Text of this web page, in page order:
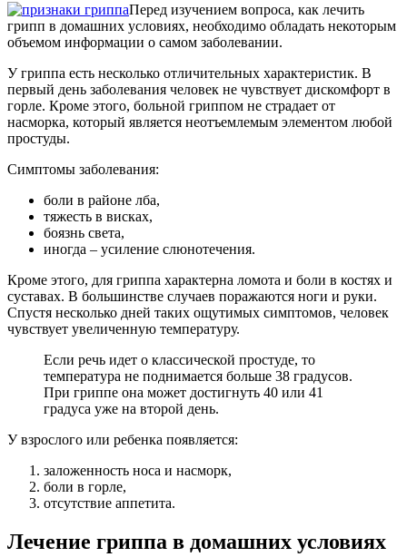
Перед изучением вопроса, как лечить
грипп в домашних условиях, необходимо обладать некоторым
объемом информации о самом заболевании.
У гриппа есть несколько отличительных характеристик. В
первый день заболевания человек не чувствует дискомфорт в
горле. Кроме этого, больной гриппом не страдает от
насморка, который является неотъемлемым элементом любой
простуды.
Симптомы заболевания:
боли в районе лба,
тяжесть в висках,
боязнь света,
иногда – усиление слюнотечения.
Кроме этого, для гриппа характерна ломота и боли в костях и
суставах. В большинстве случаев поражаются ноги и руки.
Спустя несколько дней таких ощутимых симптомов, человек
чувствует увеличенную температуру.
Если речь идет о классической простуде, то
температура не поднимается больше 38 градусов.
При гриппе она может достигнуть 40 или 41
градуса уже на второй день.
У взрослого или ребенка появляется:
заложенность носа и насморк,
боли в горле,
отсутствие аппетита.
Лечение гриппа в домашних условиях